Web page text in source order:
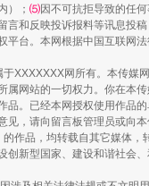
镜头丨
）； ⑸因不可抗拒导致的任何
和反映投诉报料等讯息投
台。本网根据中国互联网
XXXXXXX网所有。本传
属网站的一切权力。你在本
。已经本网授权使用作品
，请向留言板管理员或向本
的作品，均转载自其它媒体
新型国家、建设和谐社会